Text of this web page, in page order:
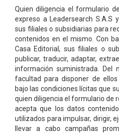
Quien diligencia el formulario
expreso a Leadersearch S.A.S
sus filiales o subsidiarias para
contenidos en el mismo. Con
Casa Editorial, sus filiales o
publicar, traducir, adaptar,
información suministrada. Del
facultad para disponer de
bajo las condiciones lícitas que
quien diligencia el formulario de
acepta que los datos
utilizados para impulsar, dirigir,
llevar a cabo campañas